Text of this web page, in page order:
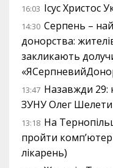
16:03 Ісус Христос
14:30 Серпень –
донорства:
закликають
13:47 Назавжди 29:
ЗУНУ Олег
13:18 На
пройти
лікарень)